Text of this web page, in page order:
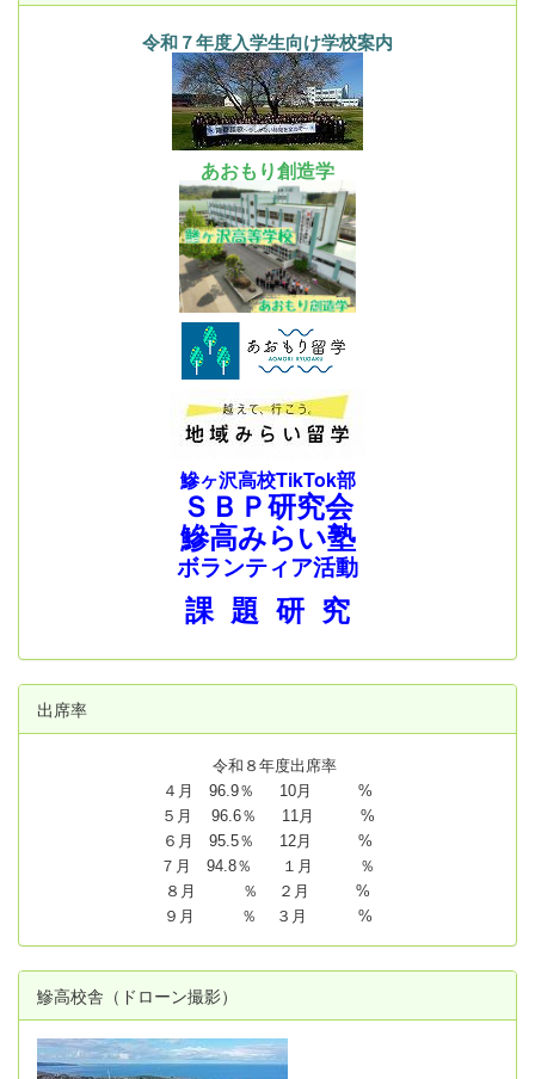
令和７年度入学生向け学校案内
あおもり創造学
鰺ヶ沢高校TikTok部
ＳＢＰ研究会
鰺高みらい塾
ボランティア活動
課 題 研 究
出席率
令和８年度出席率
４月 96.9％ 10月 %
５月 96.6％ 11月 %
６月 95.5％ 12月 %
７月 94.8％ １月 ％
８月 ％ ２月 %
９月 ％ ３月 %
鰺高校舎（ドローン撮影）